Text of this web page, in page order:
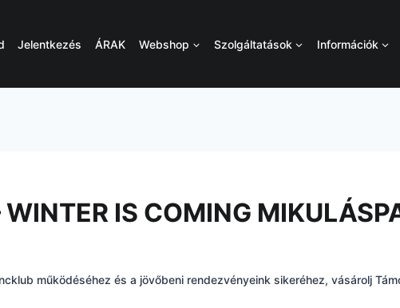
Jelentkezés ÁRAK Webshop Szolgáltatások Információk
IS COMING
működéséhez és a jövőbeni rendezvényeink sikeréhez, vásárolj